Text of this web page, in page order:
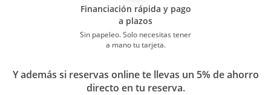
Financiación rápida y pago
a plazos
Sin papeleo. Solo necesitas tener
a mano tu tarjeta.
Y además si reservas online te llevas un 5% de ahorro
directo en tu reserva.